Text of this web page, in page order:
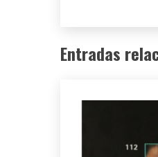
Entradas